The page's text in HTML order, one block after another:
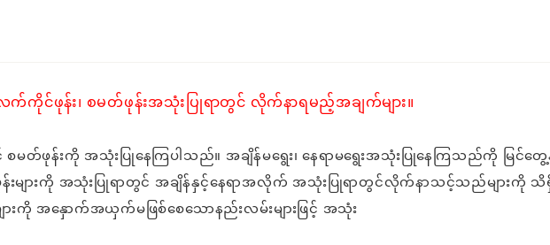
က်ကိုင်ဖုန်း၊ စမတ်ဖုန်းအသုံးပြုရာတွင် လိုက်နာရမည့်အချက်များ။
ဖုန်းကို အသုံးပြုနေကြပါသည်။ အချိန်မရွေး၊ နေရာမရွေးအသုံးပြုနေကြသည်ကို မြင်တွေ့နို
များကို အသုံး ပြုရာတွင် အချိန်နှင့်နေရာအလိုက် အသုံးပြုရာတွင်လိုက်နာသင့်သည်များကို သိရှိ
ျားကို အနှောက်အယှက်မဖြစ်စေသောနည်းလမ်းများဖြင့် အသုံး